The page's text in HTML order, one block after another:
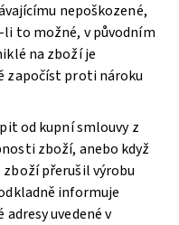
nepoškozené,
to možné, v původním
na zboží je
započíst proti nároku
od kupní smlouvy z
zboží, anebo když
zboží přerušil výrobu
informuje
uvedené v